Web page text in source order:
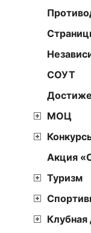
СОУТ
МОЦ
Акция
Туризм
Клубная